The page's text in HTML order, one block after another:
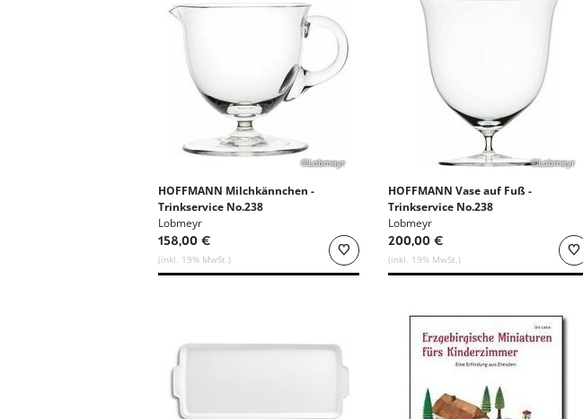
©Lobmeyr
HOFFMANN Milchkännchen -
Trinkservice No.238
Lobmeyr
158,00 €
(inkl. 19% MwSt.)
©Lobmeyr
HOFFMANN Vase auf Fuß -
Trinkservice No.238
Lobmeyr
200,00 €
(inkl. 19% MwSt.)